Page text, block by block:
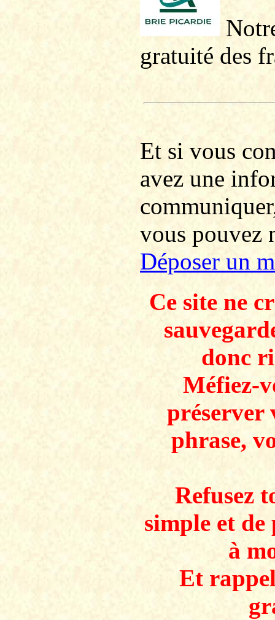
gratuité des
Et si vous
avez une
vous pouvez
Déposer un
Ce site ne
donc
Méfiez-
préserver
phrase,
Refusez
simple et
à
Et